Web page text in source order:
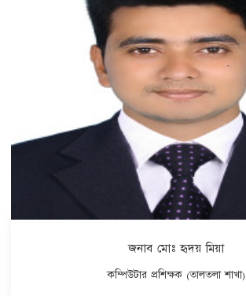
জনাব মোঃ হৃদয় মিয়া
কম্পিউটার প্রশিক্ষক (তালতলা শাখা)